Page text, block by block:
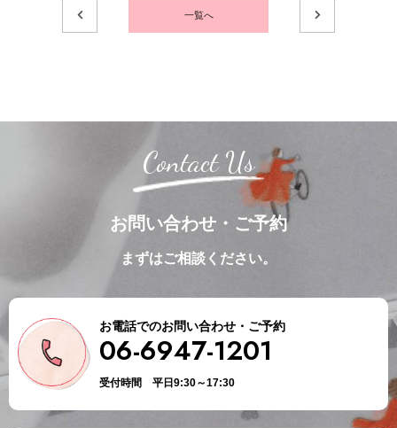
一覧へ
Contact Us
お問い合わせ・ご予約
まずはご相談ください。
お電話でのお問い合わせ・ご予約
06-6947-1201
受付時間 平日9:30～17:30